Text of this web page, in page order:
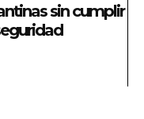
sin cumplir